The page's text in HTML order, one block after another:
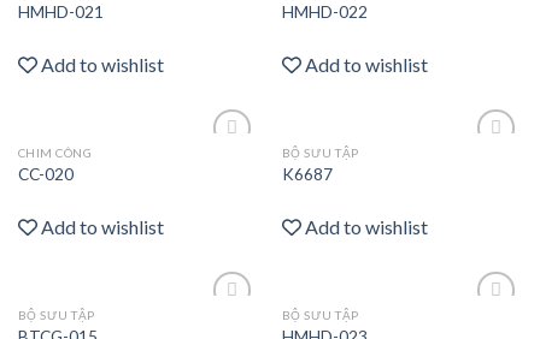
HMHD-021
Add to wishlist
HMHD-022
Add to wishlist
CHIM CÔNG
CC-020
Add to wishlist
BỘ SƯU TẬP
K6687
Add to wishlist
BỘ SƯU TẬP BỘ SƯU TẬP